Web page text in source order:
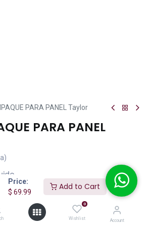
Price:
$ 69.99
Add to Cart
0
Wishlist Account
PARA PANEL Taylor
PARA PANEL
Buy Now